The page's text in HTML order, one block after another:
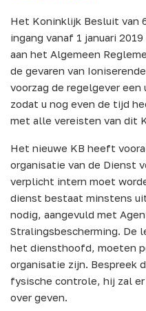
Het Koninklijk Besluit van
ingang vanaf 1 januari
aan het Algemeen
de gevaren van
voorzag de regelgever
zodat u nog even de tijd
met alle vereisten van dit
Het nieuwe KB heeft
organisatie van de Dienst
verplicht intern moet
dienst bestaat minstens
nodig, aangevuld met
Stralingsbescherming. De
het diensthoofd, moeten
organisatie zijn. Bespreek
fysische controle, hij zal
over geven.